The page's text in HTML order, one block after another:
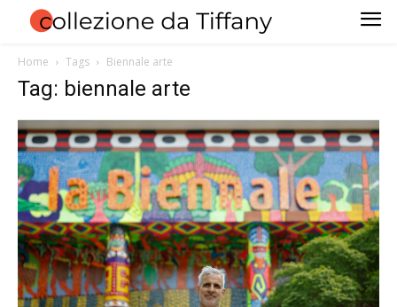
Home Tags Biennale arte
Tag: biennale arte